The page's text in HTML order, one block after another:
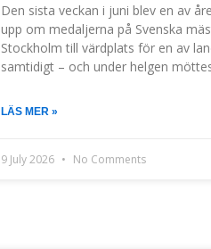
Den sista veckan i juni blev en av
upp om medaljerna på Svenska
Stockholm till värdplats för en av
samtidigt – och under helgen
LÄS MER »
9 July 2026 No Comments